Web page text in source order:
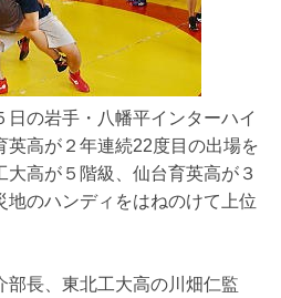
の岩手・八幡平インターハイ
英高が２年連続22度目の出場を
高が５階級、仙台育英高が３
地のハンディをはねのけて上位
長、東北工大高の川畑仁監